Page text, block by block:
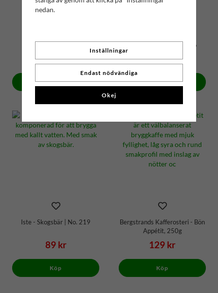
79 kr
Köp
Persika-Sorbet | No. 156
89 kr
Köp
Iste - Skogsbär | No. 219
89 kr
Köp
Bergstrands Kafferosteri - Bön
Appétit, 250g
129 kr
Köp
nedan.
Inställningar
Endast nödvändiga
Okej